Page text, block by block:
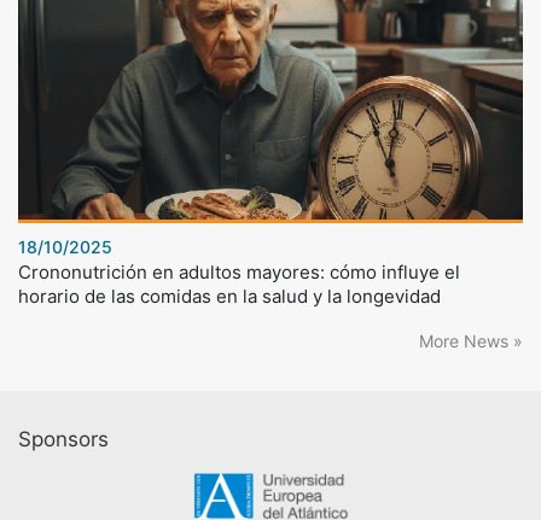
18/10/2025
Crononutrición en adultos mayores: cómo influye el
horario de las comidas en la salud y la longevidad
More News »
Sponsors